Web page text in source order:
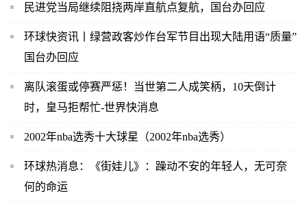
民进党当局继续阻挠两岸直航点复航，国台办回应
环球快资讯丨绿营政客炒作台军节目出现大陆用语“质量”
国台办回应
离队滚蛋或停赛严惩！当世第二人成笑柄，10天倒计
时，皇马拒帮忙-世界快消息
2002年nba选秀十大球星（2002年nba选秀）
环球热消息：《街娃儿》：躁动不安的年轻人，无可奈
何的命运